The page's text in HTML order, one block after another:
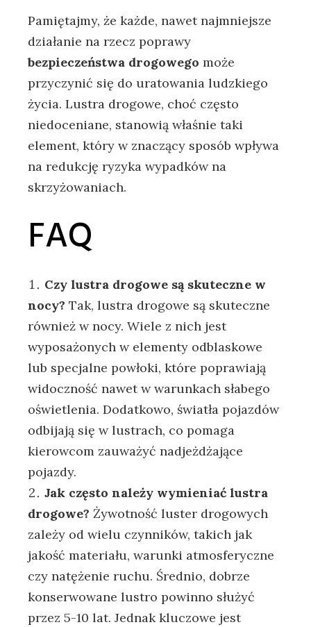
Pamiętajmy, że każde, nawet najmniejsze
działanie na rzecz poprawy
bezpieczeństwa drogowego może
przyczynić się do uratowania ludzkiego
życia. Lustra drogowe, choć często
niedoceniane, stanowią właśnie taki
element, który w znaczący sposób wpływa
na redukcję ryzyka wypadków na
skrzyżowaniach.
FAQ
Czy lustra drogowe są skuteczne w
nocy? Tak, lustra drogowe są skuteczne
również w nocy. Wiele z nich jest
wyposażonych w elementy odblaskowe
lub specjalne powłoki, które poprawiają
widoczność nawet w warunkach słabego
oświetlenia. Dodatkowo, światła pojazdów
odbijają się w lustrach, co pomaga
kierowcom zauważyć nadjeżdżające
pojazdy.
Jak często należy wymieniać lustra
drogowe? Żywotność luster drogowych
zależy od wielu czynników, takich jak
jakość materiału, warunki atmosferyczne
czy natężenie ruchu. Średnio, dobrze
konserwowane lustro powinno służyć
przez 5-10 lat. Jednak kluczowe jest